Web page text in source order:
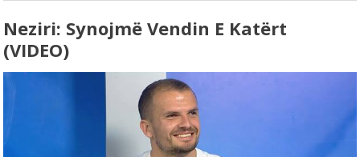
Neziri: Synojmë Vendin E Katërt
(VIDEO)